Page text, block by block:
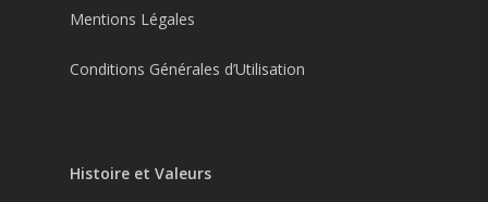
Mentions Légales
Conditions Générales d’Utilisation
Histoire et Valeurs